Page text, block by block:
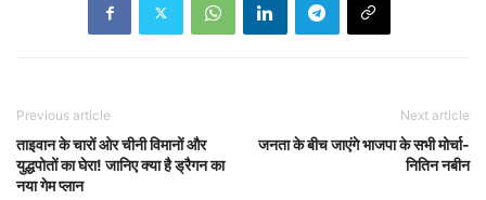
Previous article
ताइवान के चारों ओर चीनी विमानों और
युद्धपोतों का घेरा! जानिए क्या है ड्रैगन का
नया गेम प्लान
Next article
जनता के बीच जाएंगे भाजपा के सभी मोर्चा-
नितिन नबीन